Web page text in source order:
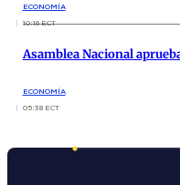
ECONOMÍA
10:16 ECT
Asamblea Nacional
ECONOMÍA
05:38 ECT